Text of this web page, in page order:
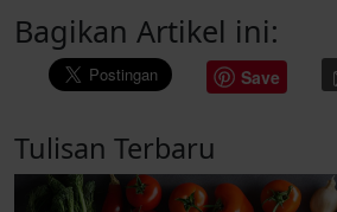
Bagikan Artikel ini:
Save
Tulisan Terbaru